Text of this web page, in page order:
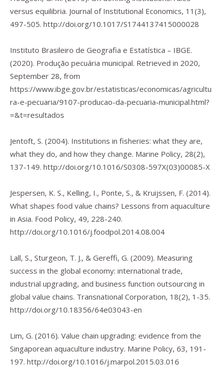
versus equilibria. Journal of Institutional Economics, 11 (3),
497-505. http://doi.org/10.1017/S1744137415000028
Instituto Brasileiro de Geografia e Estatística – IBGE.
(2020). Produção pecuária municipal. Retrieved in 2020,
September 28, from
https://www.ibge.gov.br/estatisticas/economicas/agricultu
ra-e-pecuaria/9107-producao-da-pecuaria-municipal.html?
=&t=resultados
Jentoft, S. (2004). Institutions in fisheries: what they are,
what they do, and how they change. Marine Policy, 28(2),
137-149. http://doi.org/10.1016/S0308-597X(03)00085-X
Jespersen, K. S., Kelling, I., Ponte, S., & Kruijssen, F. (2014).
What shapes food value chains? Lessons from aquaculture
in Asia. Food Policy, 49, 228-240.
http://doi.org/10.1016/j.foodpol.2014.08.004
Lall, S., Sturgeon, T. J., & Gereffi, G. (2009). Measuring
success in the global economy: international trade,
industrial upgrading, and business function outsourcing in
global value chains. Transnational Corporation, 18(2), 1-35.
http://doi.org/10.18356/64e03043-en
Lim, G. (2016). Value chain upgrading: evidence from the
Singaporean aquaculture industry. Marine Policy, 63, 191-
197. http://doi.org/10.1016/j.marpol.2015.03.016